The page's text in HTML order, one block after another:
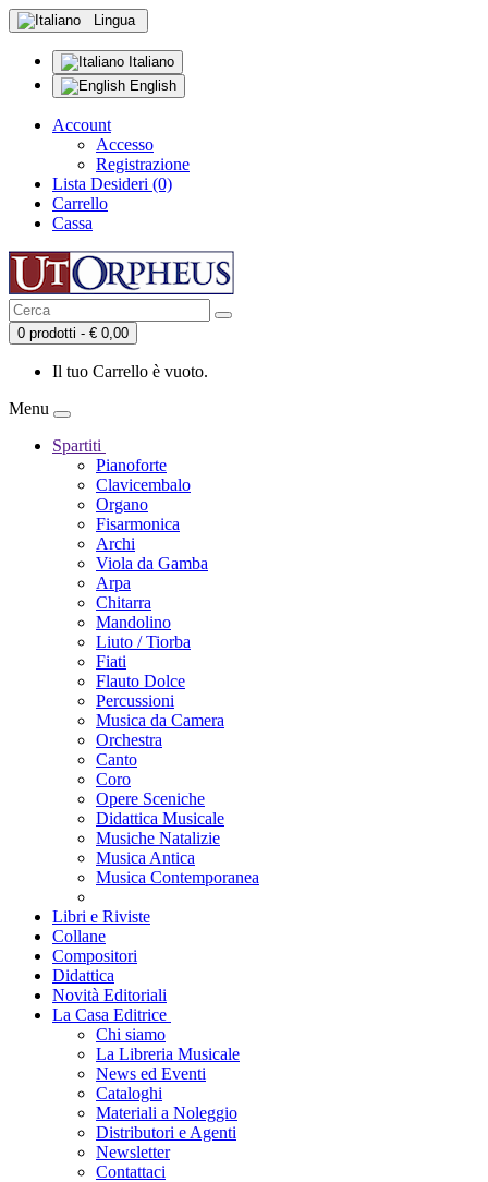
Lingua
Italiano
English
Account
Accesso
Registrazione
Lista Desideri (0)
Carrello
Cassa
0 prodotti - € 0,00
Il tuo Carrello è vuoto.
Menu
Spartiti
Pianoforte
Clavicembalo
Organo
Fisarmonica
Archi
Viola da Gamba
Arpa
Chitarra
Mandolino
Liuto / Tiorba
Fiati
Flauto Dolce
Percussioni
Musica da Camera
Orchestra
Canto
Coro
Opere Sceniche
Didattica Musicale
Musiche Natalizie
Musica Antica
Musica Contemporanea
Libri e Riviste
Collane
Compositori
Didattica
Novità Editoriali
La Casa Editrice
Chi siamo
La Libreria Musicale
News ed Eventi
Cataloghi
Materiali a Noleggio
Distributori e Agenti
Newsletter
Contattaci